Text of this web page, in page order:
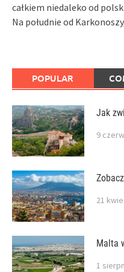
całkiem niedaleko od
Na południe od
POPULAR
Jak
9
21
Malta
1